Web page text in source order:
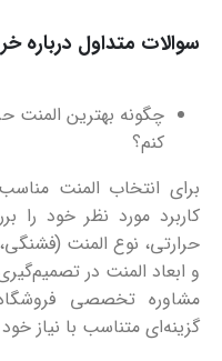
سوالات متداول درباره
چگونه بهترین المنت
کنم؟
برای انتخاب المنت
کاربرد مورد نظر خود را
حرارتی، نوع المنت
و ابعاد المنت در
مشاوره تخصصی
گزینه‌ای متناسب با نیاز